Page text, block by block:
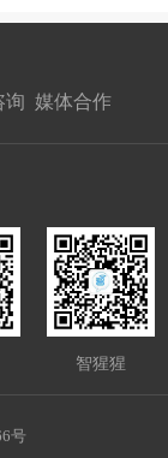
询 媒体合作
接开聊
智猩猩
号